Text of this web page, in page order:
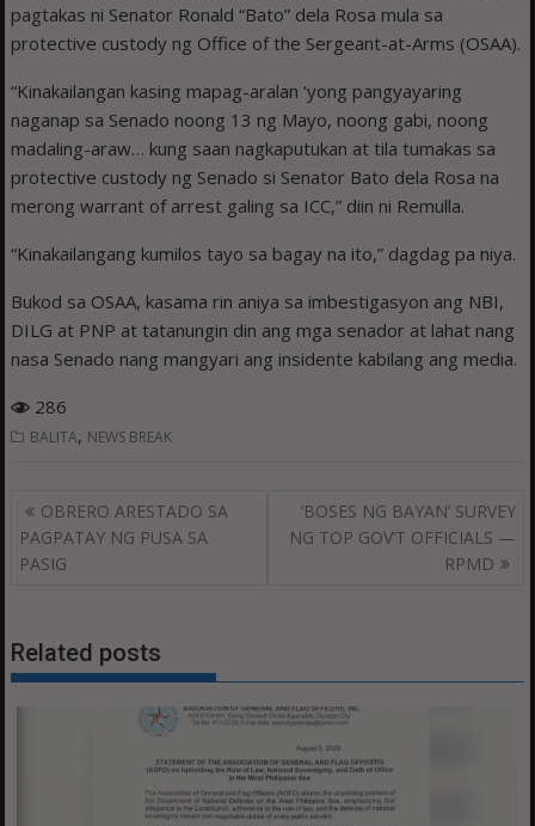
pagtakas ni Senator Ronald “Bato” dela Rosa mula sa
protective custody ng Office of the Sergeant-at-Arms (OSAA).
“Kinakailangan kasing mapag-aralan ‘yong pangyayaring
naganap sa Senado noong 13 ng Mayo, noong gabi, noong
madaling-araw… kung saan nagkaputukan at tila tumakas sa
protective custody ng Senado si Senator Bato dela Rosa na
merong warrant of arrest galing sa ICC,” diin ni Remulla.
“Kinakailangang kumilos tayo sa bagay na ito,” dagdag pa niya.
Bukod sa OSAA, kasama rin aniya sa imbestigasyon ang NBI,
DILG at PNP at tatanungin din ang mga senador at lahat nang
nasa Senado nang mangyari ang insidente kabilang ang media.
286
BALITA, NEWS BREAK
Post
navigation
OBRERO ARESTADO SA
PAGPATAY NG PUSA SA
PASIG
‘BOSES NG BAYAN’ SURVEY
NG TOP GOV’T OFFICIALS —
RPMD
Related posts